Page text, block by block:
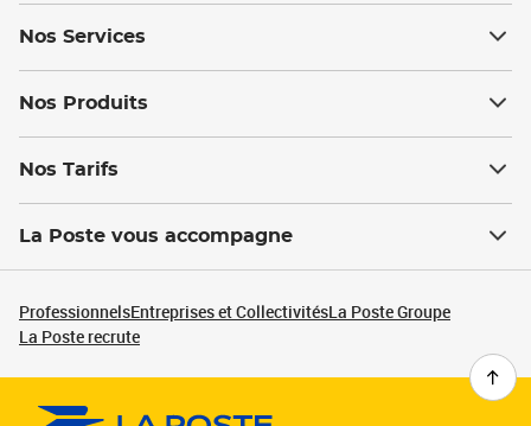
Nos Services
Nos Produits
Nos Tarifs
La Poste vous accompagne
ProfessionnelsEntreprises et CollectivitésLa Poste Groupe
La Poste recrute